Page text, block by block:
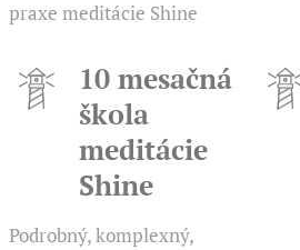
praxe meditácie Shine
10 mesačná
škola
meditácie
Shine
Podrobný, komplexný,